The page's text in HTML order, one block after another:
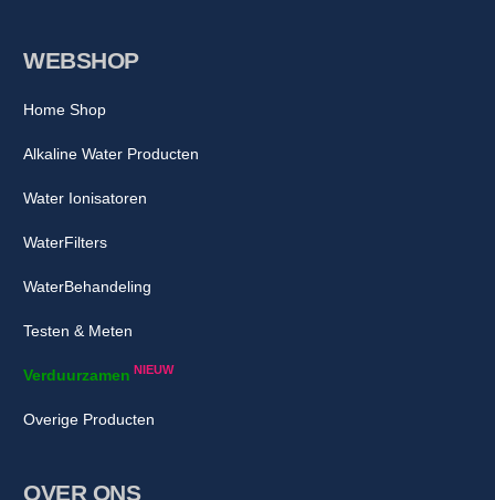
WEBSHOP
Home Shop
Alkaline Water Producten
Water Ionisatoren
WaterFilters
WaterBehandeling
Testen & Meten
Verduurzamen NIEUW
Overige Producten
OVER ONS